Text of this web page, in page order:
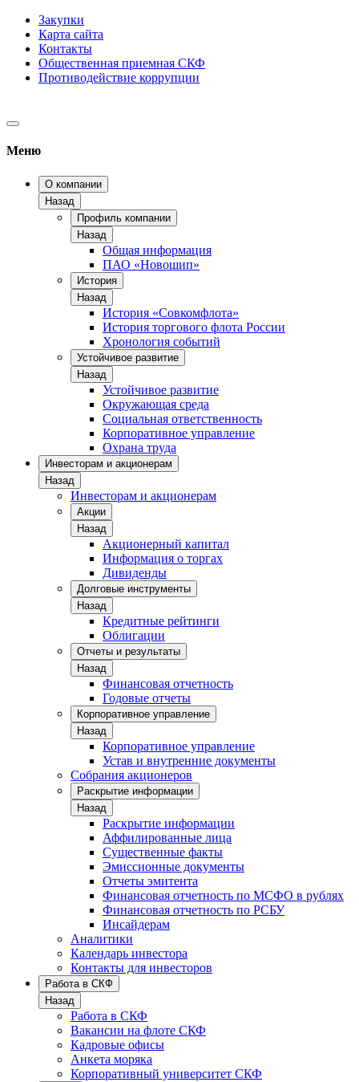
Закупки
Карта сайта
Контакты
Общественная приемная СКФ
Противодействие коррупции
Меню
О компании
Назад
Профиль компании
Назад
Общая информация
ПАО «Новошип»
История
Назад
История «Совкомфлота»
История торгового флота России
Хронология событий
Устойчивое развитие
Назад
Устойчивое развитие
Окружающая среда
Социальная ответственность
Корпоративное управление
Охрана труда
Инвесторам и акционерам
Назад
Инвесторам и акционерам
Акции
Назад
Акционерный капитал
Информация о торгах
Дивиденды
Долговые инструменты
Назад
Кредитные рейтинги
Облигации
Отчеты и результаты
Назад
Финансовая отчетность
Годовые отчеты
Корпоративное управление
Назад
Корпоративное управление
Устав и внутренние документы
Собрания акционеров
Раскрытие информации
Назад
Раскрытие информации
Аффилированные лица
Существенные факты
Эмиссионные документы
Отчеты эмитента
Финансовая отчетность по МСФО в рублях
Финансовая отчетность по РСБУ
Инсайдерам
Аналитики
Календарь инвестора
Контакты для инвесторов
Работа в СКФ
Назад
Работа в СКФ
Вакансии на флоте СКФ
Кадровые офисы
Анкета моряка
Корпоративный университет СКФ